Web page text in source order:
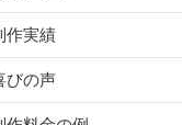
作実績
びの声